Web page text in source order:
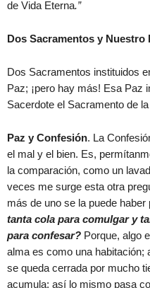
de Vida Eterna.”
Dos Sacramentos y Nuestro
Dos Sacramentos instituidos
Paz; ¡pero hay más! Esa Paz
Sacerdote el Sacramento de
Paz y Confesión. La
el mal y el bien. Es,
la comparación, como un
veces me surge esta otra
más de uno se la puede haber
tanta cola para comulgar y
para confesar? Porque, algo
alma es como una habitación;
se queda cerrada por mucho
acumula; así lo mismo pasa